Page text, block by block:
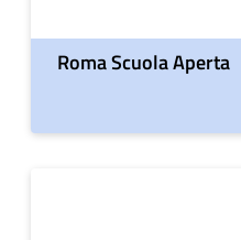
Roma Scuola Aperta